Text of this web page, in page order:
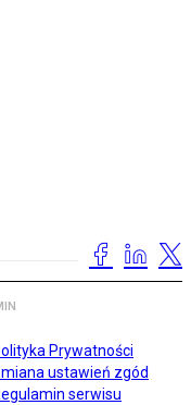
Prywatności
ustawień zgód
serwisu